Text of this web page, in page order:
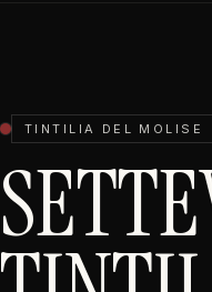
TINTILIA DEL MOLISE